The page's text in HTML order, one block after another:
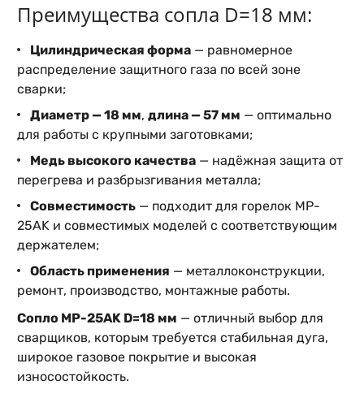
Преимущества сопла D=18 мм:
Цилиндрическая форма — равномерное
распределение защитного газа по всей зоне
сварки;
Диаметр — 18 мм, длина — 57 мм — оптимально
для работы с крупными заготовками;
Медь высокого качества — надёжная защита от
перегрева и разбрызгивания металла;
Совместимость — подходит для горелок MP-
25AK и совместимых моделей с соответствующим
держателем;
Область применения — металлоконструкции,
ремонт, производство, монтажные работы.
Сопло MP-25AK D=18 мм — отличный выбор для
сварщиков, которым требуется стабильная дуга,
широкое газовое покрытие и высокая
износостойкость.